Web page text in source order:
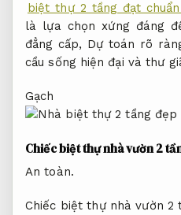
biệt thự 2 tầng đạt
là lựa chọn xứng đáng
đẳng cấp, Dự toán rõ
cầu sống hiện đại và thư
Chiếc biệt thự nhà vườn 2
An toàn.
Chiếc biệt thự nhà vườn 2